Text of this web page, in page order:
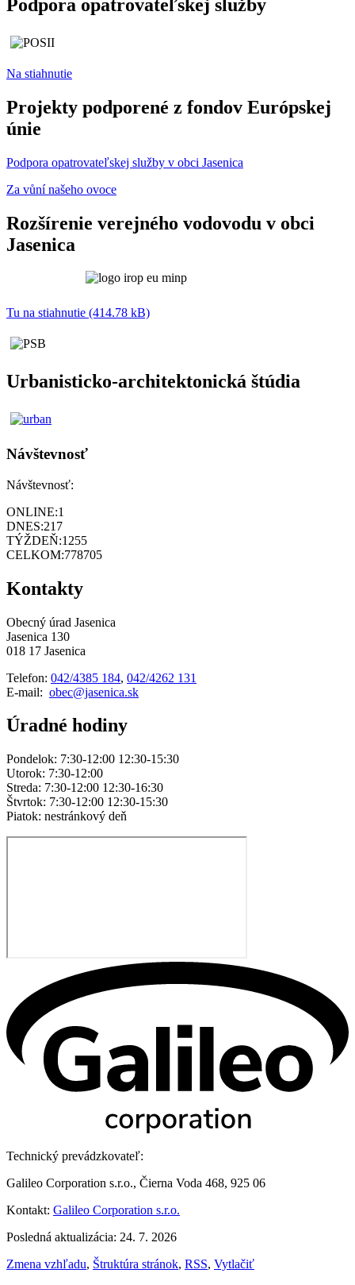
Podpora opatrovateľskej služby
Na stiahnutie
Projekty podporené z fondov Európskej
únie
Podpora opatrovateľskej služby v obci Jasenica
Za vůní našeho ovoce
Rozšírenie verejného vodovodu v obci
Jasenica
Tu na stiahnutie (414.78 kB)
Urbanisticko-architektonická štúdia
Návštevnosť
Návštevnosť:
ONLINE:1
DNES:217
TÝŽDEŇ:1255
CELKOM:778705
Kontakty
Obecný úrad Jasenica
Jasenica 130
018 17 Jasenica
Telefon: 042/4385 184, 042/4262 131
E-mail: obec@jasenica.sk
Úradné hodiny
Pondelok: 7:30-12:00 12:30-15:30
Utorok: 7:30-12:00
Streda: 7:30-12:00 12:30-16:30
Štvrtok: 7:30-12:00 12:30-15:30
Piatok: nestránkový deň
Technický prevádzkovateľ:
Galileo Corporation s.r.o., Čierna Voda 468, 925 06
Kontakt: Galileo Corporation s.r.o.
Posledná aktualizácia: 24. 7. 2026
Zmena vzhľadu, Štruktúra stránok, RSS, Vytlačiť